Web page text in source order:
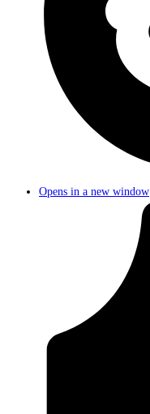
Opens in a new window